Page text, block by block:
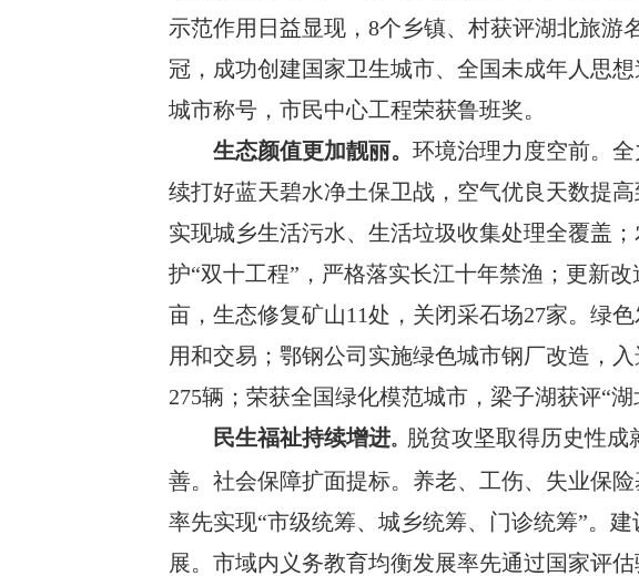
示范作用日益显现， 8个乡镇、村获评湖北旅游
冠，成功创建国家卫生城市、全国未成年人思
城市称号，市民中心工程荣获鲁班奖。
生态颜值更加靓丽。环境治理力度空前。
续打好蓝天碧水净土保卫战，空气优良天数提高
实现城乡生活污水、生活垃圾收集处理全覆盖 ；
护“双十工程”，严格落实长江十年禁渔 ； 更新改
亩，生态修复矿山11处，关闭采石场27家。绿
用和交易 ； 鄂钢公司实施绿色城市钢厂改造，
275辆 ； 荣获全国绿化模范城市，梁子湖获评“湖
民生福祉持续增进。 脱贫攻坚取得历史性成
善。 社会保障扩面提标。 养老、工伤、失业保
率先实现“市级统筹、城乡统筹、门诊统筹”。 建
展。 市域内义务教育均衡发展率先通过国家评